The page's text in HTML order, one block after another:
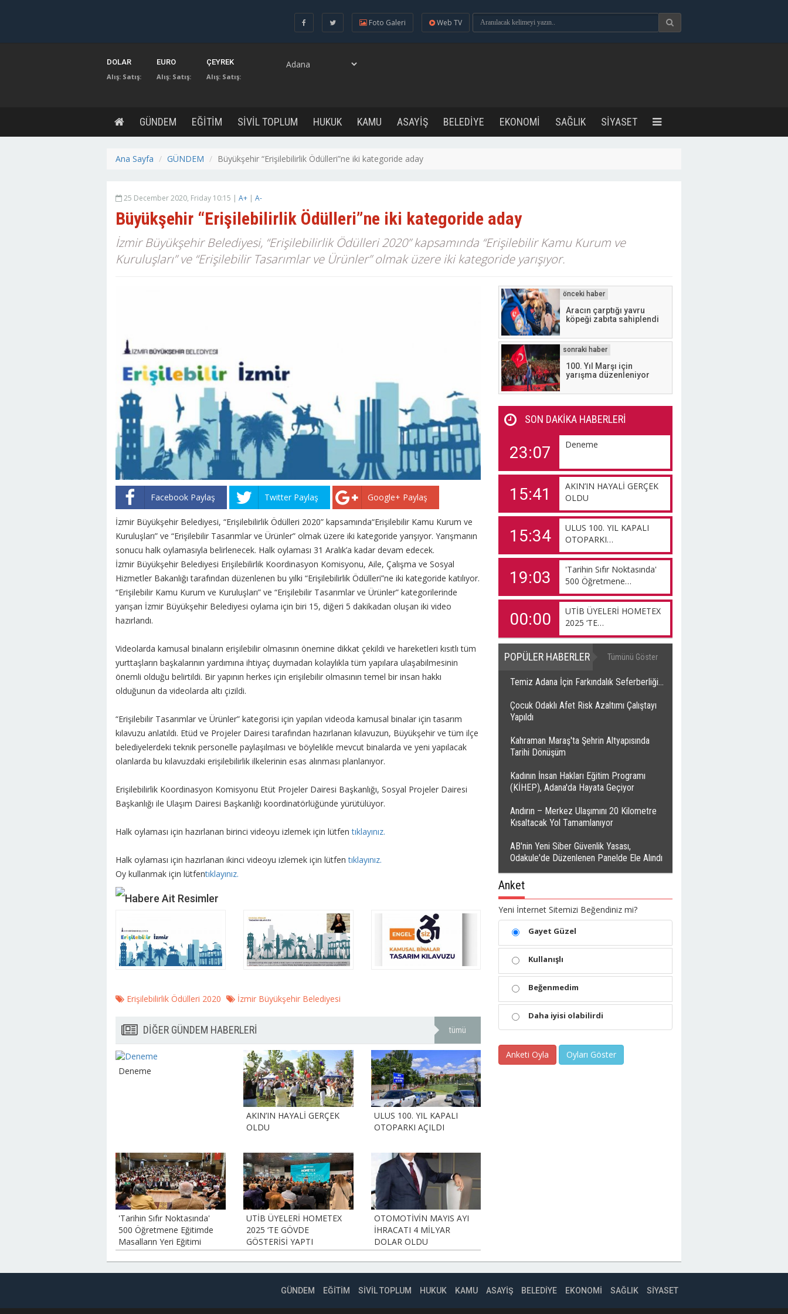
Foto Galeri Web TV
DOLAR
Alış: Satış:
EURO
Alış: Satış:
ÇEYREK
Alış: Satış:
GÜNDEM EĞİTİM SİVİL TOPLUM HUKUK KAMU ASAYİŞ BELEDİYE EKONOMİ SAĞLIK SİYASET
Ana Sayfa GÜNDEM Büyükşehir “Erişilebilirlik Ödülleri”ne iki kategoride aday
25 December 2020, Friday 10:15 | A+ | A-
Büyükşehir “Erişilebilirlik Ödülleri”ne iki kategoride aday
İzmir Büyükşehir Belediyesi, “Erişilebilirlik Ödülleri 2020” kapsamında “Erişilebilir Kamu Kurum ve
Kuruluşları” ve “Erişilebilir Tasarımlar ve Ürünler” olmak üzere iki kategoride yarışıyor.
Facebook Paylaş Twitter Paylaş Google+ Paylaş
İzmir Büyükşehir Belediyesi, “Erişilebilirlik Ödülleri 2020” kapsamında“Erişilebilir Kamu Kurum ve
Kuruluşları” ve “Erişilebilir Tasarımlar ve Ürünler” olmak üzere iki kategoride yarışıyor. Yarışmanın
sonucu halk oylamasıyla belirlenecek. Halk oylaması 31 Aralık’a kadar devam edecek.
İzmir Büyükşehir Belediyesi Erişilebilirlik Koordinasyon Komisyonu, Aile, Çalışma ve Sosyal
Hizmetler Bakanlığı tarafından düzenlenen bu yılki “Erişilebilirlik Ödülleri”ne iki kategoride katılıyor.
“Erişilebilir Kamu Kurum ve Kuruluşları” ve “Erişilebilir Tasarımlar ve Ürünler” kategorilerinde
yarışan İzmir Büyükşehir Belediyesi oylama için biri 15, diğeri 5 dakikadan oluşan iki video
hazırlandı.
Videolarda kamusal binaların erişilebilir olmasının önemine dikkat çekildi ve hareketleri kısıtlı tüm
yurttaşların başkalarının yardımına ihtiyaç duymadan kolaylıkla tüm yapılara ulaşabilmesinin
önemli olduğu belirtildi. Bir yapının herkes için erişilebilir olmasının temel bir insan hakkı
olduğunun da videolarda altı çizildi.
“Erişilebilir Tasarımlar ve Ürünler” kategorisi için yapılan videoda kamusal binalar için tasarım
kılavuzu anlatıldı. Etüd ve Projeler Dairesi tarafından hazırlanan kılavuzun, Büyükşehir ve tüm ilçe
belediyelerdeki teknik personelle paylaşılması ve böylelikle mevcut binalarda ve yeni yapılacak
olanlarda bu kılavuzdaki erişilebilirlik ilkelerinin esas alınması planlanıyor.
Erişilebilirlik Koordinasyon Komisyonu Etüt Projeler Dairesi Başkanlığı, Sosyal Projeler Dairesi
Başkanlığı ile Ulaşım Dairesi Başkanlığı koordinatörlüğünde yürütülüyor.
Halk oylaması için hazırlanan birinci videoyu izlemek için lütfentıklayınız.
Halk oylaması için hazırlanan ikinci videoyu izlemek için lütfentıklayınız.
Oy kullanmak için lütfentıklayınız.
Habere Ait Resimler
Erişilebilirlik Ödülleri 2020 İzmir Büyükşehir Belediyesi
DİĞER GÜNDEM HABERLERİ tümü
Deneme
AKIN’IN HAYALİ GERÇEK
OLDU
ULUS 100. YIL KAPALI
OTOPARKI AÇILDI
'Tarihin Sıfır Noktasında'
500 Öğretmene Eğitimde
Masalların Yeri Eğitimi
UTİB ÜYELERİ HOMETEX
2025 ‘TE GÖVDE
GÖSTERİSİ YAPTI
OTOMOTİVİN MAYIS AYI
İHRACATI 4 MİLYAR
DOLAR OLDU
​Aracın çarptığı yavru
köpeği zabıta sahiplendi
100. Yıl Marşı için
yarışma düzenleniyor
SON DAKİKA HABERLERİ
23:07 Deneme
15:41
AKIN’IN HAYALİ GERÇEK
OLDU
15:34
ULUS 100. YIL KAPALI
OTOPARKI…
19:03
'Tarihin Sıfır Noktasında'
500 Öğretmene…
00:00
UTİB ÜYELERİ HOMETEX
2025 ‘TE…
POPÜLER HABERLER Tümünü Göster
Temiz Adana İçin Farkındalık Seferberliği…
Çocuk Odaklı Afet Risk Azaltımı Çalıştayı
Yapıldı
Kahraman Maraş'ta Şehrin Altyapısında
Tarihi Dönüşüm
Kadının İnsan Hakları Eğitim Programı
(KİHEP), Adana'da Hayata Geçiyor
Andırın – Merkez Ulaşımını 20 Kilometre
Kısaltacak Yol Tamamlanıyor
AB'nin Yeni Siber Güvenlik Yasası,
Odakule'de Düzenlenen Panelde Ele Alındı
Anket
Yeni İnternet Sitemizi Beğendiniz mi?
Gayet Güzel
Kullanışlı
Beğenmedim
Daha iyisi olabilirdi
Anketi Oyla Oyları Göster
GÜNDEM EĞİTİM SİVİL TOPLUM HUKUK KAMU ASAYİŞ BELEDİYE EKONOMİ SAĞLIK SİYASET